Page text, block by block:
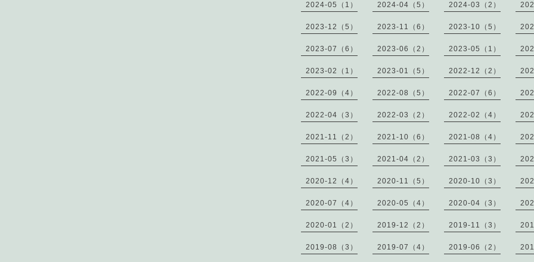
2024-05（1） 2024-04（5） 2024-03（2）
2023-12（5） 2023-11（6） 2023-10（5）
2023-07（6） 2023-06（2） 2023-05（1）
2023-02（1） 2023-01（5） 2022-12（2）
2022-09（4） 2022-08（5） 2022-07（6）
2022-04（3） 2022-03（2） 2022-02（4）
2021-11（2） 2021-10（6） 2021-08（4）
2021-05（3） 2021-04（2） 2021-03（3）
2020-12（4） 2020-11（5） 2020-10（3）
2020-07（4） 2020-05（4） 2020-04（3）
2020-01（2） 2019-12（2） 2019-11（3）
2019-08（3） 2019-07（4） 2019-06（2）